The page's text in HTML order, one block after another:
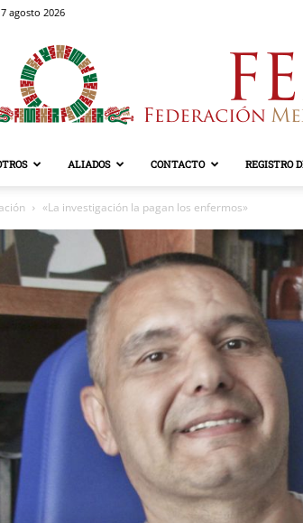
agosto 2026
ALIADOS CONTACTO REGISTRO
«La investigación la pagan los enfermos»